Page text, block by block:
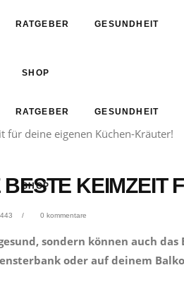
RATGEBER GESUNDHEIT
SHOP
RATGEBER GESUNDHEIT
SHOP
BESTE KEIMZEIT
443 0 kommentare
sondern können auch
oder auf deinem